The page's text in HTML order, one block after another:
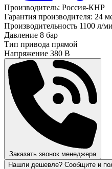
Производитель: Россия-КНР
Гарантия производителя: 24
Производительность 1100 л/
Давление 8 бар
Тип привода прямой
Напряжение 380 В
Заказать звонок менеджера
Нашли дешевле? Сообщите и